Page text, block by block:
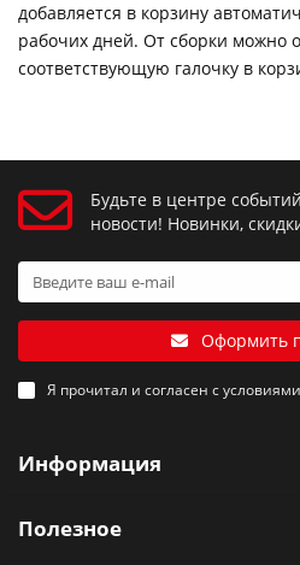
добавляется в корзину
рабочих дней. От сборки можно
соответствующую галочку в
Будьте в центре
новости! Новинки,
Оформить
Я прочитал и согласен с условиями
Информация
Полезное